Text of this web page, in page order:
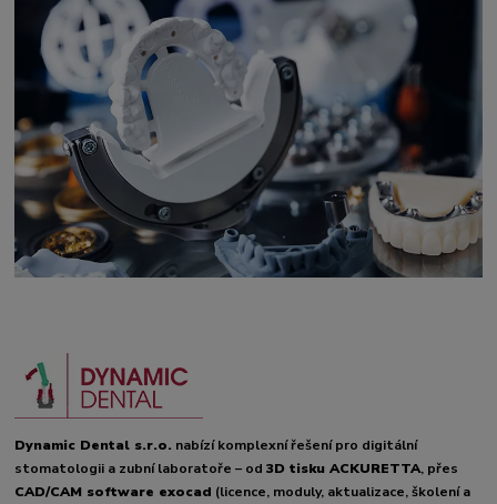
Dynamic Dental s.r.o. nabízí komplexní řešení pro digitální
stomatologii a zubní laboratoře – od3D tisku ACKURETTA, přes
CAD/CAM software exocad (licence, moduly, aktualizace, školení a